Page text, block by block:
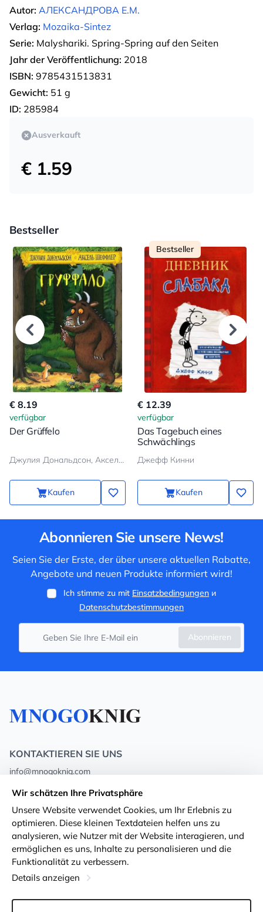
Autor: АЛЕКСАНДРОВА Е.М.
Verlag: Mozaika-Sintez
Serie: Malyshariki. Spring-Spring auf den Seiten
Jahr der Veröffentlichung: 2018
ISBN: 9785431513831
Gewicht: 51 g
ID: 285984
Ausverkauft
€ 1.59
Bestseller
€ 8.19
verfügbar
Der Grüffelo
Джулия Дональдсон, Аксель Шеффлер
Kaufen
Bestseller
€ 12.39
verfügbar
Das Tagebuch eines
Schwächlings
Джефф Кинни
Kaufen
Abonnieren Sie unsere News!
Seien Sie der Erste, der über unsere aktuellen Rabatte,
Angebote und neuen Produkte informiert wird!
Ich stimme zu mit Einsatzbedingungen и
Datenschutzbestimmungen
Abonnieren
KONTAKTIEREN SIE UNS
info@mnogoknig.com
Rīga, Augusta Deglava 69d, LV-1082
Über uns
Geschäfte
Lieferung und Zahlung
Treuekarten
Privacy Policy
Geschäftsbedingungen
Rückgabe von Waren
Wir schätzen Ihre Privatsphäre
Unsere Website verwendet Cookies, um Ihr Erlebnis zu
optimieren. Diese kleinen Textdateien helfen uns zu
analysieren, wie Nutzer mit der Website interagieren, und
ermöglichen es uns, Inhalte zu personalisieren und die
Funktionalität zu verbessern.
Details anzeigen